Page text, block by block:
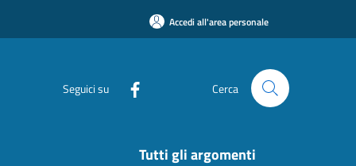
Accedi all'area personale
Seguici su Cerca
Tutti gli argomenti